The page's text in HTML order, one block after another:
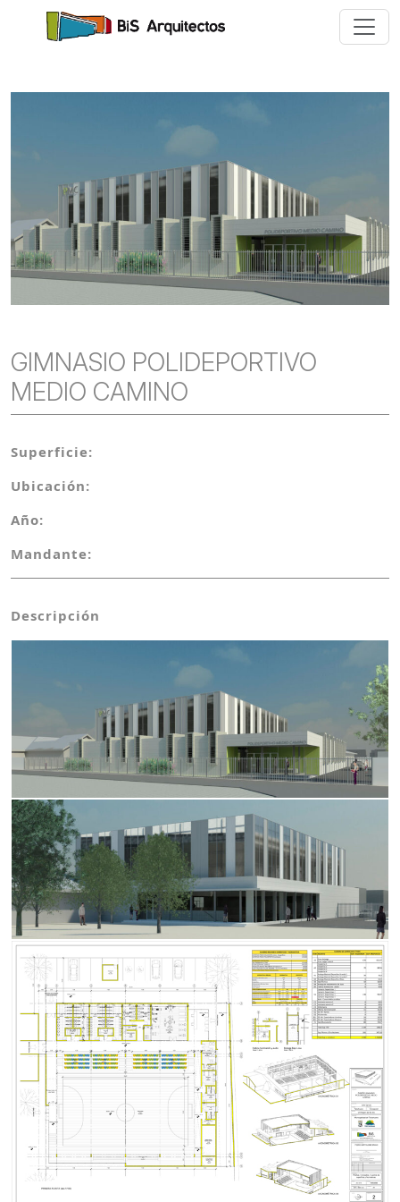
GIMNASIO POLIDEPORTIVO
MEDIO CAMINO
Superficie:
Ubicación:
Año:
Mandante:
Descripción